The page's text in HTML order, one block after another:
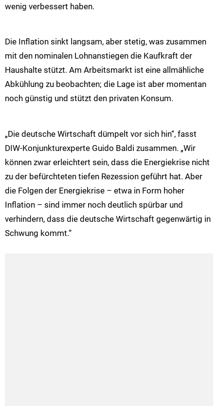
wenig verbessert haben.
Die Inflation sinkt langsam, aber stetig, was zusammen
mit den nominalen Lohnanstiegen die Kaufkraft der
Haushalte stützt. Am Arbeitsmarkt ist eine allmähliche
Abkühlung zu beobachten; die Lage ist aber momentan
noch günstig und stützt den privaten Konsum.
„Die deutsche Wirtschaft dümpelt vor sich hin“, fasst
DIW-Konjunkturexperte Guido Baldi zusammen. „Wir
können zwar erleichtert sein, dass die Energiekrise nicht
zu der befürchteten tiefen Rezession geführt hat. Aber
die Folgen der Energiekrise – etwa in Form hoher
Inflation – sind immer noch deutlich spürbar und
verhindern, dass die deutsche Wirtschaft gegenwärtig in
Schwung kommt.“